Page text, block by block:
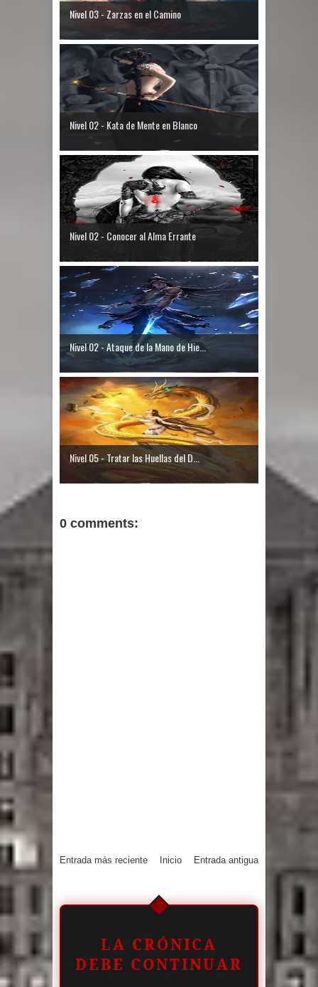
Nivel 03 - Zarzas en el Camino
Nivel 02 - Kata de Mente en Blanco
Nivel 02 - Conocer al Alma Errante
Nivel 02 - Ataque de la Mano de Hie...
Nivel 05 - Tratar las Huellas del D...
0 comments:
Entrada más reciente Entrada antigua
Inicio
LA CRÓNICA
DEBE CONTINUAR